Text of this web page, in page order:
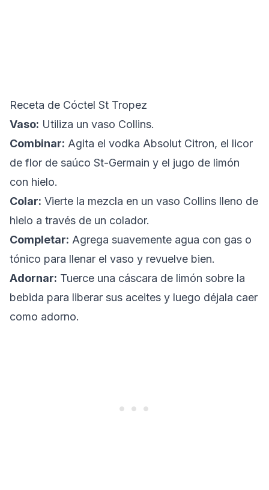
Receta de Cóctel St Tropez
Vaso: Utiliza un vaso Collins.
Combinar: Agita el vodka Absolut Citron, el licor
de flor de saúco St-Germain y el jugo de limón
con hielo.
Colar: Vierte la mezcla en un vaso Collins lleno de
hielo a través de un colador.
Completar: Agrega suavemente agua con gas o
tónico para llenar el vaso y revuelve bien.
Adornar: Tuerce una cáscara de limón sobre la
bebida para liberar sus aceites y luego déjala caer
como adorno.